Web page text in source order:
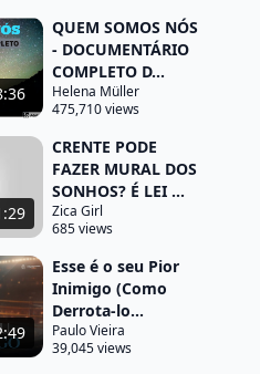
QUEM SOMOS NÓS
- DOCUMENTÁRIO
COMPLETO D...
Helena Müller
475,710 views
CRENTE PODE
FAZER MURAL DOS
SONHOS? É LEI ...
Zica Girl
685 views
Esse é o seu Pior
Inimigo (Como
Derrota-lo...
Paulo Vieira
39,045 views